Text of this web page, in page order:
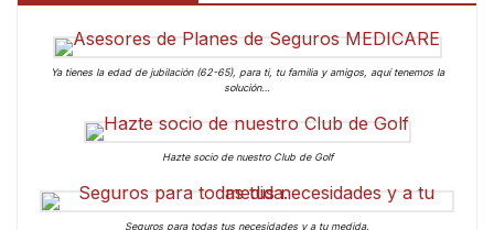
Ya tienes la edad de jubilación (62-65), para ti, tu familia y amigos, aquí tenemos la
solución…
Hazte socio de nuestro Club de Golf
Seguros para todas tus necesidades y a tu medida.